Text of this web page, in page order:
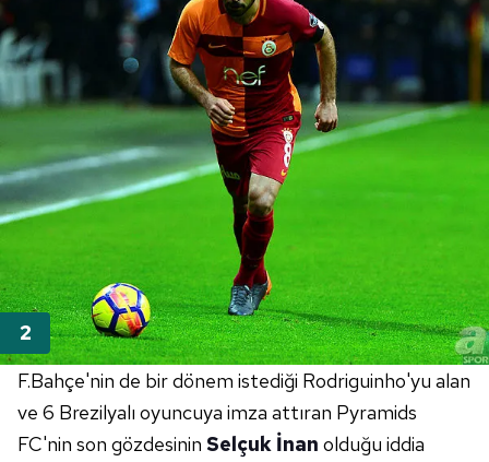
F.Bahçe'nin de bir dönem istediği Rodriguinho'yu alan
ve 6 Brezilyalı oyuncuya imza attıran Pyramids
FC'nin son gözdesinin Selçuk İnan olduğu iddia